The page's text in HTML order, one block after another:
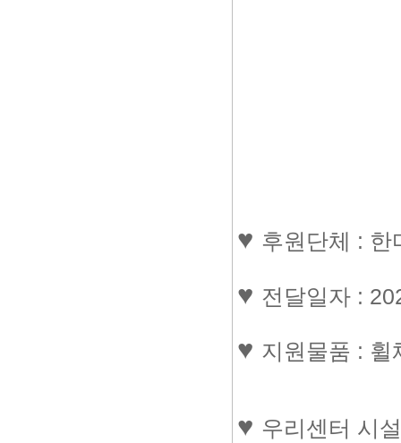
♥ 후원단체 : 한
♥ 전달일자 :
♥ 지원물품 : 휠
♥ 우리센터 시